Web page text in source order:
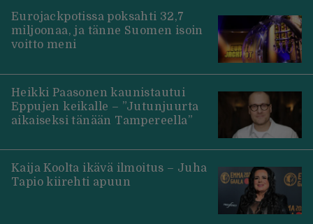
Eurojackpotissa poksahti 32,7
miljoonaa, ja tänne Suomen isoin
voitto meni
Heikki Paasonen kaunistautui
Eppujen keikalle – ”Jutunjuurta
aikaiseksi tänään Tampereella”
Kaija Koolta ikävä ilmoitus – Juha
Tapio kiirehti apuun